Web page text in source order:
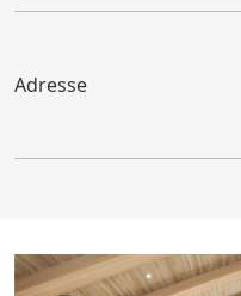
Adresse